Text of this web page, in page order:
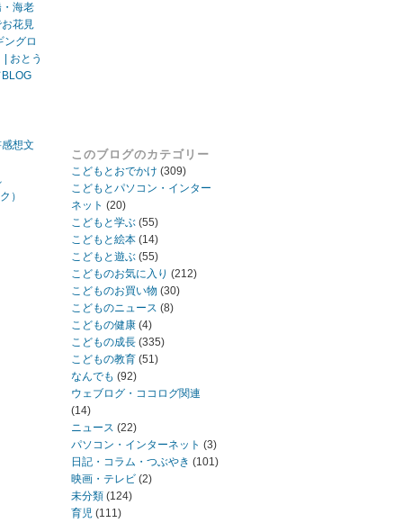
海老
花見
ングロ
おとう
想文
）
このブログのカテゴリー
こどもとおでかけ (309)
こどもとパソコン・インター
ネット (20)
こどもと学ぶ(55)
こどもと絵本(14)
こどもと遊ぶ(55)
こどものお気に入り (212)
こどものお買い物 (30)
こどものニュース (8)
こどもの健康(4)
こどもの成長(335)
こどもの教育(51)
なんでも (92)
ウェブログ・ココログ関連
(14)
ニュース (22)
パソコン・インターネット (3)
日記・コラム・つぶやき (101)
映画・テレビ(2)
未分類(124)
育児(111)